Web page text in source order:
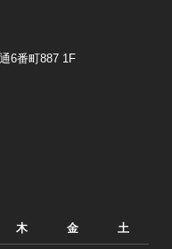
6番町887 1F
木 金 土